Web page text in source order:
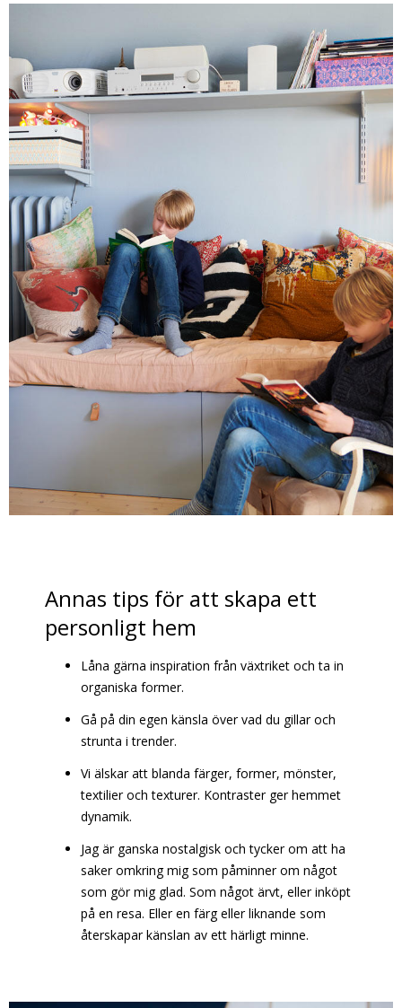
Annas tips för att skapa ett
personligt hem
Låna gärna inspiration från växtriket och ta in
organiska former.
Gå på din egen känsla över vad du gillar och
strunta i trender.
Vi älskar att blanda färger, former, mönster,
textilier och texturer. Kontraster ger hemmet
dynamik.
Jag är ganska nostalgisk och tycker om att ha
saker omkring mig som påminner om något
som gör mig glad. Som något ärvt, eller inköpt
på en resa. Eller en färg eller liknande som
återskapar känslan av ett härligt minne.